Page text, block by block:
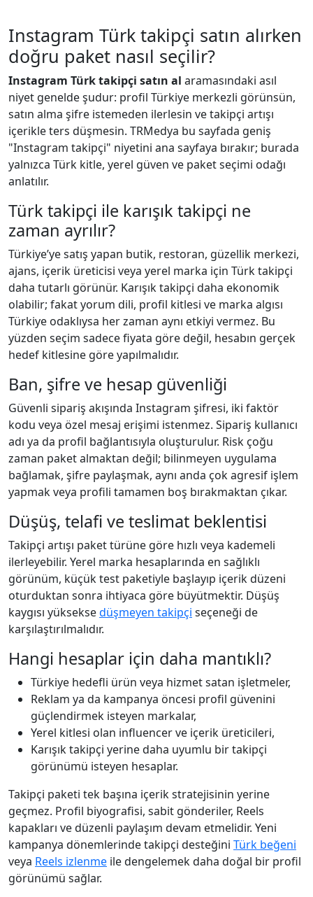
Instagram Türk takipçi satın alırken
doğru paket nasıl seçilir?
Instagram Türk takipçi satın al aramasındaki asıl
niyet genelde şudur: profil Türkiye merkezli görünsün,
satın alma şifre istemeden ilerlesin ve takipçi artışı
içerikle ters düşmesin. TRMedya bu sayfada geniş
"Instagram takipçi" niyetini ana sayfaya bırakır; burada
yalnızca Türk kitle, yerel güven ve paket seçimi odağı
anlatılır.
Türk takipçi ile karışık takipçi ne
zaman ayrılır?
Türkiye’ye satış yapan butik, restoran, güzellik merkezi,
ajans, içerik üreticisi veya yerel marka için Türk takipçi
daha tutarlı görünür. Karışık takipçi daha ekonomik
olabilir; fakat yorum dili, profil kitlesi ve marka algısı
Türkiye odaklıysa her zaman aynı etkiyi vermez. Bu
yüzden seçim sadece fiyata göre değil, hesabın gerçek
hedef kitlesine göre yapılmalıdır.
Ban, şifre ve hesap güvenliği
Güvenli sipariş akışında Instagram şifresi, iki faktör
kodu veya özel mesaj erişimi istenmez. Sipariş kullanıcı
adı ya da profil bağlantısıyla oluşturulur. Risk çoğu
zaman paket almaktan değil; bilinmeyen uygulama
bağlamak, şifre paylaşmak, aynı anda çok agresif işlem
yapmak veya profili tamamen boş bırakmaktan çıkar.
Düşüş, telafi ve teslimat beklentisi
Takipçi artışı paket türüne göre hızlı veya kademeli
ilerleyebilir. Yerel marka hesaplarında en sağlıklı
görünüm, küçük test paketiyle başlayıp içerik düzeni
oturduktan sonra ihtiyaca göre büyütmektir. Düşüş
kaygısı yükseksedüşmeyen takipçi seçeneği de
karşılaştırılmalıdır.
Hangi hesaplar için daha mantıklı?
Türkiye hedefli ürün veya hizmet satan işletmeler,
Reklam ya da kampanya öncesi profil güvenini
güçlendirmek isteyen markalar,
Yerel kitlesi olan influencer ve içerik üreticileri,
Karışık takipçi yerine daha uyumlu bir takipçi
görünümü isteyen hesaplar.
Takipçi paketi tek başına içerik stratejisinin yerine
geçmez. Profil biyografisi, sabit gönderiler, Reels
kapakları ve düzenli paylaşım devam etmelidir. Yeni
kampanya dönemlerinde takipçi desteğini Türk beğeni
veya Reels izlenme ile dengelemek daha doğal bir profil
görünümü sağlar.